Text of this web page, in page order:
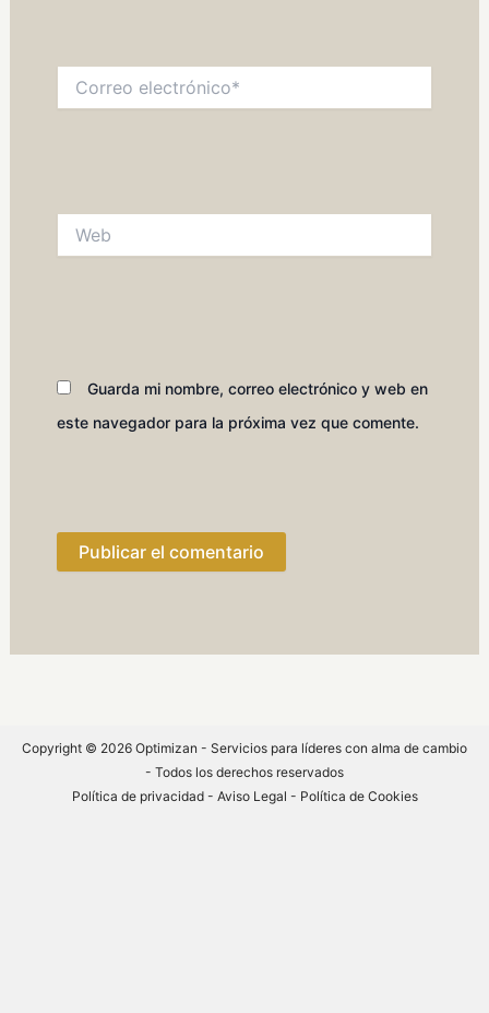
electrónico*
Guarda mi nombre, correo electrónico y web en
este navegador para la próxima vez que comente.
Copyright © 2026 Optimizan - Servicios para líderes con alma de cambio
- Todos los derechos reservados
Política de privacidad- Aviso Legal - Política de Cookies